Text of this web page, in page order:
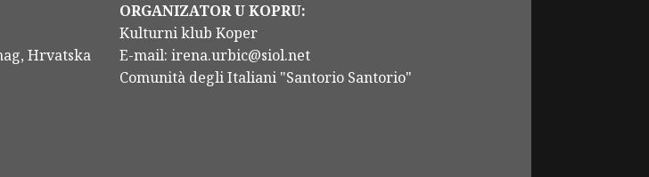
Hrvatska
ORGANIZATOR U KOPRU:
Kulturni klub Koper
E-mail: irena.urbic@siol.net
Comunità degli Italiani "Santorio Santorio"